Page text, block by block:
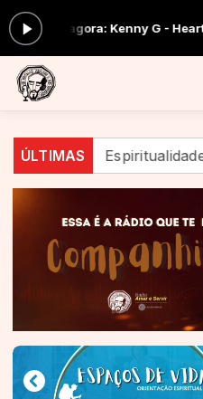
Kenny G - Heart And Soul
ÚLTIMAS
Espiritualidade inaciana